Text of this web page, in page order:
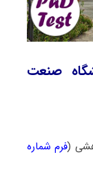
دکتری ۱۴۰۵ دانشگاه صنعت
فرم شماره